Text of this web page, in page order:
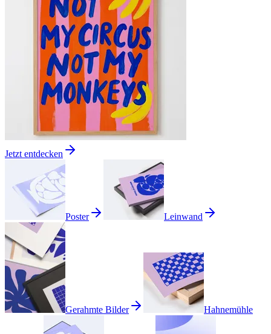
Jetzt entdecken
Poster Leinwand
Gerahmte Bilder Hahnemühle